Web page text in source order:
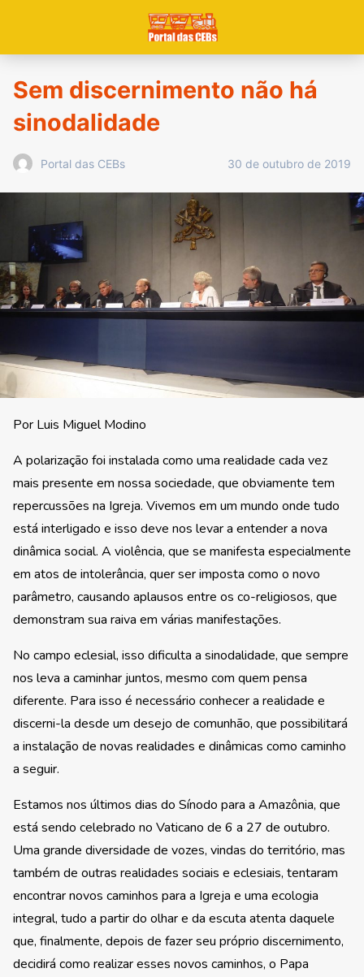
Sem discernimento não há
sinodalidade
Portal das CEBs 30 de outubro de 2019
Por Luis Miguel Modino
A polarização foi instalada como uma realidade cada vez
mais presente em nossa sociedade, que obviamente tem
repercussões na Igreja. Vivemos em um mundo onde tudo
está interligado e isso deve nos levar a entender a nova
dinâmica social. A violência, que se manifesta especialmente
em atos de intolerância, quer ser imposta como o novo
parâmetro, causando aplausos entre os co-religiosos, que
demonstram sua raiva em várias manifestações.
No campo eclesial, isso dificulta a sinodalidade, que sempre
nos leva a caminhar juntos, mesmo com quem pensa
diferente. Para isso é necessário conhecer a realidade e
discerni-la desde um desejo de comunhão, que possibilitará
a instalação de novas realidades e dinâmicas como caminho
a seguir.
Estamos nos últimos dias do Sínodo para a Amazônia, que
está sendo celebrado no Vaticano de 6 a 27 de outubro.
Uma grande diversidade de vozes, vindas do território, mas
também de outras realidades sociais e eclesiais, tentaram
encontrar novos caminhos para a Igreja e uma ecologia
integral, tudo a partir do olhar e da escuta atenta daquele
que, finalmente, depois de fazer seu próprio discernimento,
decidirá como realizar esses novos caminhos, o Papa